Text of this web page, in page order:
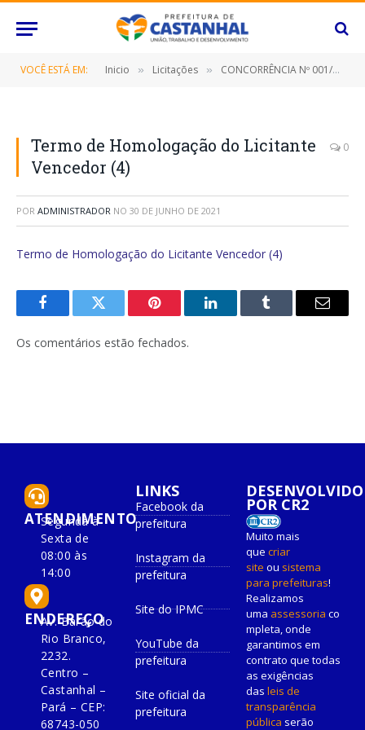
VOCÊ ESTÁ EM: Inicio » Licitações » CONCORRÊNCIA Nº 001/2021 (Eventual e futura contratação de empresa de engenharia especializada em pavimentação asfáltica em vias públicas)
Termo de Homologação do Licitante
Vencedor (4)
0
POR ADMINISTRADOR NO 30 DE JUNHO DE 2021
Termo de Homologação do Licitante Vencedor (4)
FacebookTwitter Pinterest O
Tumblr
E-
Os comentários estão fechados.
ATENDIMENTO
Segunda à
Sexta de
08:00 às
14:00
ENDEREÇO
Av. Barão do
Rio Branco,
2232.
Centro –
Castanhal –
Pará – CEP:
68743-050
LINKS
Facebook da
prefeitura
Instagram da
prefeitura
Site do IPMC
YouTube da
prefeitura
Site oficial da
prefeitura
DESENVOLVIDO
POR CR2
Muito mais
que criar
site ou sistema
para prefeituras!
Realizamos
uma assessoria co
mpleta, onde
garantimos em
contrato que todas
as exigências
das leis de
transparência
pública serão